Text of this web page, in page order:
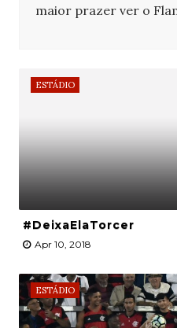
maior prazer ver o
ESTÁDIO
#DeixaElaTorcer
Apr 10, 2018
ESTÁDIO